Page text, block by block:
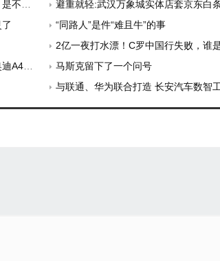
适的
避重就轻:武汉万象城实体店套京东白条当面
“同路人”是件“难且牛”的事
2亿一夜打水漂！C罗中国行失败，谁
香了
马斯克留下了一个问号
与联通、华为联合打造 长安汽车数智